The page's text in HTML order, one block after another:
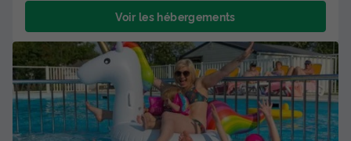
Voir les hébergements